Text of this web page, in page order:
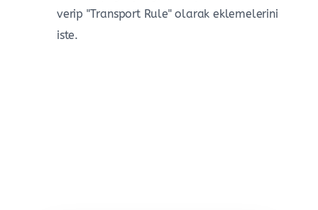
verip "Transport Rule" olarak eklemelerini
iste.